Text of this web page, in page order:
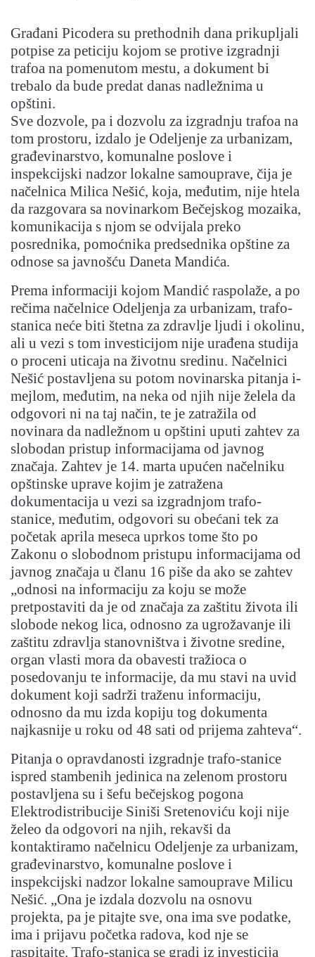
Građani Picodera su prethodnih dana prikupljali
potpise za peticiju kojom se protive izgradnji
trafoa na pomenutom mestu, a dokument bi
trebalo da bude predat danas nadležnima u
opštini.
Sve dozvole, pa i dozvolu za izgradnju trafoa na
tom prostoru, izdalo je Odeljenje za urbanizam,
građevinarstvo, komunalne poslove i
inspekcijski nadzor lokalne samouprave, čija je
načelnica Milica Nešić, koja, međutim, nije htela
da razgovara sa novinarkom Bečejskog mozaika,
komunikacija s njom se odvijala preko
posrednika, pomoćnika predsednika opštine za
odnose sa javnošću Daneta Mandića.
Prema informaciji kojom Mandić raspolaže, a po
rečima načelnice Odeljenja za urbanizam, trafo-
stanica neće biti štetna za zdravlje ljudi i okolinu,
ali u vezi s tom investicijom nije urađena studija
o proceni uticaja na životnu sredinu. Načelnici
Nešić postavljena su potom novinarska pitanja i-
mejlom, međutim, na neka od njih nije želela da
odgovori ni na taj način, te je zatražila od
novinara da nadležnom u opštini uputi zahtev za
slobodan pristup informacijama od javnog
značaja. Zahtev je 14. marta upućen načelniku
opštinske uprave kojim je zatražena
dokumentacija u vezi sa izgradnjom trafo-
stanice, međutim, odgovori su obećani tek za
početak aprila meseca uprkos tome što po
Zakonu o slobodnom pristupu informacijama od
javnog značaja u članu 16 piše da ako se zahtev
„odnosi na informaciju za koju se može
pretpostaviti da je od značaja za zaštitu života ili
slobode nekog lica, odnosno za ugrožavanje ili
zaštitu zdravlja stanovništva i životne sredine,
organ vlasti mora da obavesti tražioca o
posedovanju te informacije, da mu stavi na uvid
dokument koji sadrži traženu informaciju,
odnosno da mu izda kopiju tog dokumenta
najkasnije u roku od 48 sati od prijema zahteva“.
Pitanja o opravdanosti izgradnje trafo-stanice
ispred stambenih jedinica na zelenom prostoru
postavljena su i šefu bečejskog pogona
Elektrodistribucije Siniši Sretenoviću koji nije
želeo da odgovori na njih, rekavši da
kontaktiramo načelnicu Odeljenje za urbanizam,
građevinarstvo, komunalne poslove i
inspekcijski nadzor lokalne samouprave Milicu
Nešić. „Ona je izdala dozvolu na osnovu
projekta, pa je pitajte sve, ona ima sve podatke,
ima i prijavu početka radova, kod nje se
raspitajte. Trafo-stanica se gradi iz investicija